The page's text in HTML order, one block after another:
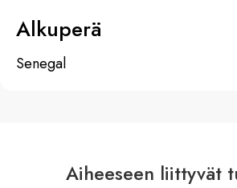
Alkuperä
Senegal
Aiheeseen liittyvät